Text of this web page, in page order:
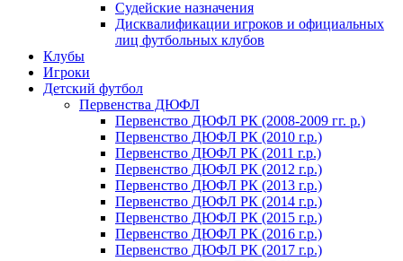
Судейские назначения
Дисквалификации игроков и официальных
лиц футбольных клубов
Клубы
Игроки
Детский футбол
Первенства ДЮФЛ
Первенство ДЮФЛ РК (2008-2009 гг. р.)
Первенство ДЮФЛ РК (2010 г.р.)
Первенство ДЮФЛ РК (2011 г.р.)
Первенство ДЮФЛ РК (2012 г.р.)
Первенство ДЮФЛ РК (2013 г.р.)
Первенство ДЮФЛ РК (2014 г.р.)
Первенство ДЮФЛ РК (2015 г.р.)
Первенство ДЮФЛ РК (2016 г.р.)
Первенство ДЮФЛ РК (2017 г.р.)